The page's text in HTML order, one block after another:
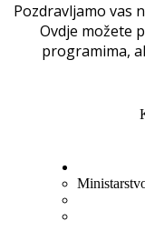
Pozdravljamo vas
Ovdje možete
programima,